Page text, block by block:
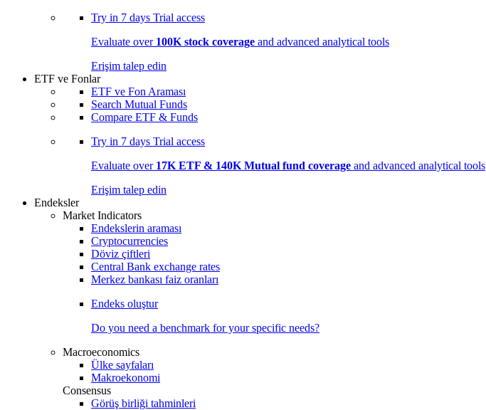
Try in 7 days Trial access
Evaluate over 100K stock coverage and advanced analytical tools
Erişim talep edin
ETF ve Fonlar
ETF ve Fon Araması
Search Mutual Funds
Compare ETF & Funds
Try in 7 days Trial access
Evaluate over 17K ETF & 140K Mutual fund coverage and advanced analytical tools
Erişim talep edin
Endeksler
Market Indicators
Endekslerin araması
Cryptocurrencies
Döviz çiftleri
Central Bank exchange rates
Merkez bankası faiz oranları
Endeks oluştur
Do you need a benchmark for your specific needs?
Macroeconomics
Ülke sayfaları
Makroekonomi
Consensus
Görüş birliği tahminleri